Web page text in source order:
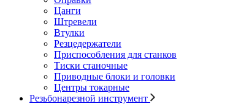
Цанги
Штревели
Втулки
Резцедержатели
Приспособления для станков
Тиски станочные
Приводные блоки и головки
Центры токарные
Резьбонарезной инструмент